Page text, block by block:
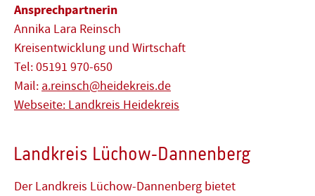
Ansprechpartnerin
Annika Lara Reinsch
Kreisentwicklung und Wirtschaft
Tel: 05191 970-650
Mail: a.reinsch@heidekreis.de
Webseite: Landkreis Heidekreis
Landkreis Lüchow-Dannenberg
Der Landkreis Lüchow-Dannenberg bietet